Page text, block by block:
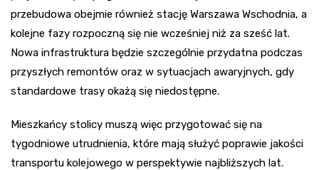
przebudowa obejmie również stację Warszawa Wschodnia, a
kolejne fazy rozpoczną się nie wcześniej niż za sześć lat.
Nowa infrastruktura będzie szczególnie przydatna podczas
przyszłych remontów oraz w sytuacjach awaryjnych, gdy
standardowe trasy okażą się niedostępne.
Mieszkańcy stolicy muszą więc przygotować się na
tygodniowe utrudnienia, które mają służyć poprawie jakości
transportu kolejowego w perspektywie najbliższych lat.